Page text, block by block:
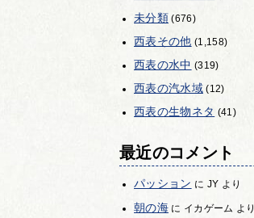
未分類(676)
西表その他 (1,158)
西表の水中 (319)
西表の汽水域(12)
西表の生物ネタ (41)
最近のコメント
パッション に JY より
朝の海に イカゲーム より